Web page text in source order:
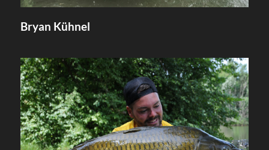
Bryan Kühnel